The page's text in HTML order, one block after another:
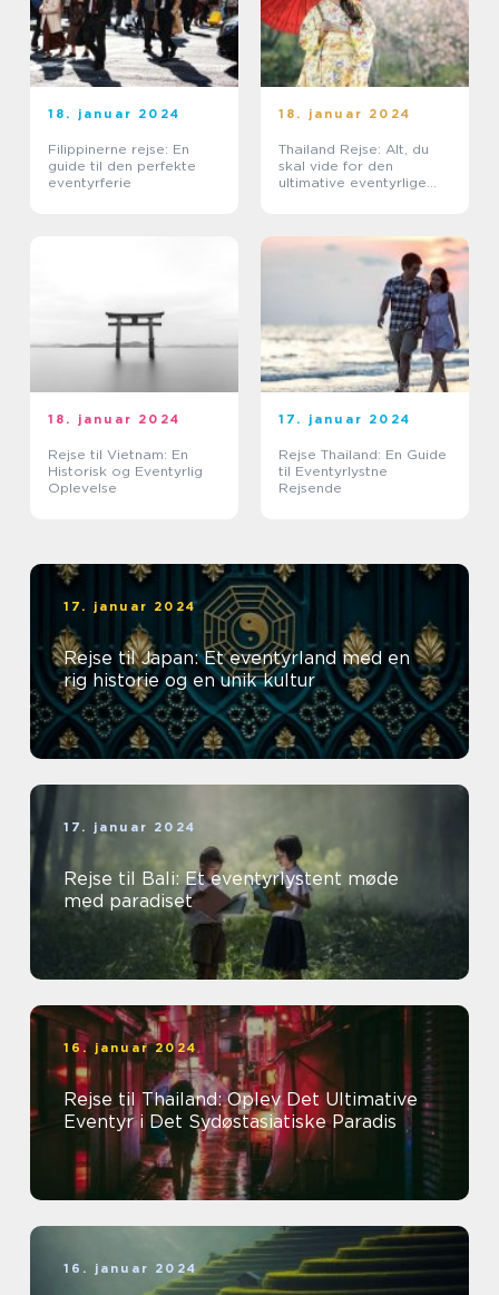
18. januar 2024
Filippinerne rejse: En
guide til den perfekte
eventyrferie
18. januar 2024
Thailand Rejse: Alt, du
skal vide for den
ultimative eventyrlige
18. januar 2024
Rejse til Vietnam: En
Historisk og Eventyrlig
Oplevelse
17. januar 2024
Rejse Thailand: En Guide
til Eventyrlystne
Rejsende
17. januar 2024
Rejse til Japan: Et eventyrland med en
rig historie og en unik kultur
17. januar 2024
Rejse til Bali: Et eventyrlystent møde
med paradiset
16. januar 2024
Rejse til Thailand: Oplev Det Ultimative
Eventyr i Det Sydøstasiatiske Paradis
16. januar 2024